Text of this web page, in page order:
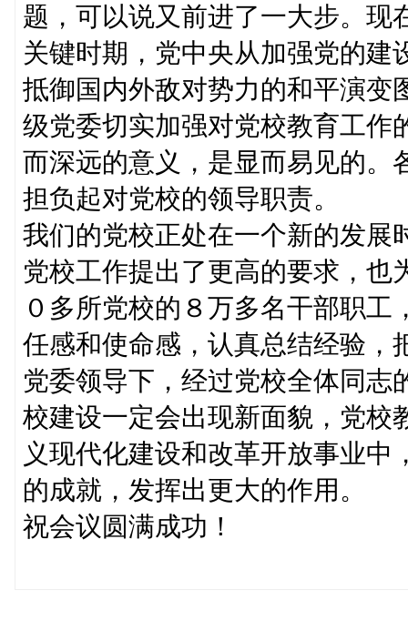
题，可以说又前进了一大步。现
关键时期，党中央从加强党的建
抵御国内外敌对势力的和平演变
级党委切实加强对党校教育工作
而深远的意义，是显而易见的。
担负起对党校的领导职责。
我们的党校正处在一个新的发展
党校工作提出了更高的要求，也
０多所党校的８万多名干部职
任感和使命感，认真总结经验，
党委领导下，经过党校全体同志
校建设一定会出现新面貌，党校
义现代化建设和改革开放事业
的成就，发挥出更大的作用。
祝会议圆满成功！